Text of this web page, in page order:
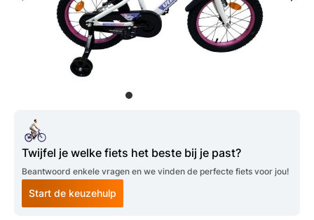
Twijfel je welke fiets het beste bij je past?
Beantwoord enkele vragen en we vinden de perfecte fiets voor jou!
Start de keuzehulp